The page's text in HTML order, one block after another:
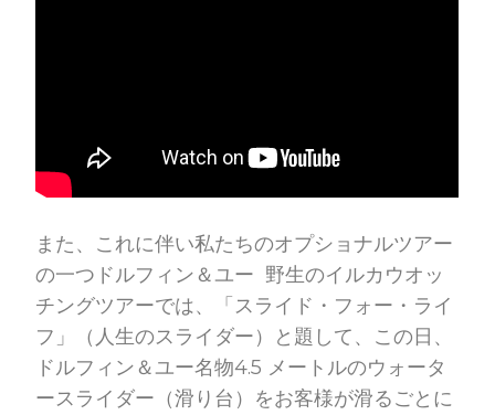
また、これに伴い私たちのオプショナルツアー
の一つドルフィン＆ユー 野生のイルカウオッ
チングツアーでは、「スライド・フォー・ライ
フ」（人生のスライダー）と題して、この日、
ドルフィン＆ユー名物4.5 メートルのウォータ
ースライダー（滑り台）をお客様が滑るごとに